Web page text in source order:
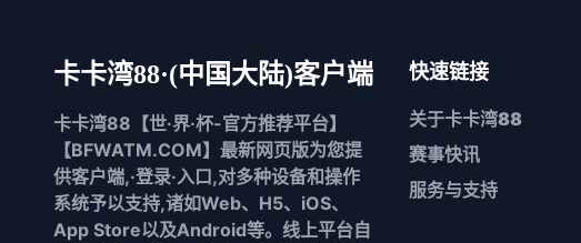
卡卡湾88·(中国大陆)客户端
卡卡湾88【世·界·杯-官方推荐平台】
【BFWATM.COM】最新网页版为您提
供客户端,·登录·入口,对多种设备和操作
系统予以支持,诸如Web、H5、iOS、
App Store以及Android等。线上平台自
快速链接
关于卡卡湾88
赛事快讯
服务与支持